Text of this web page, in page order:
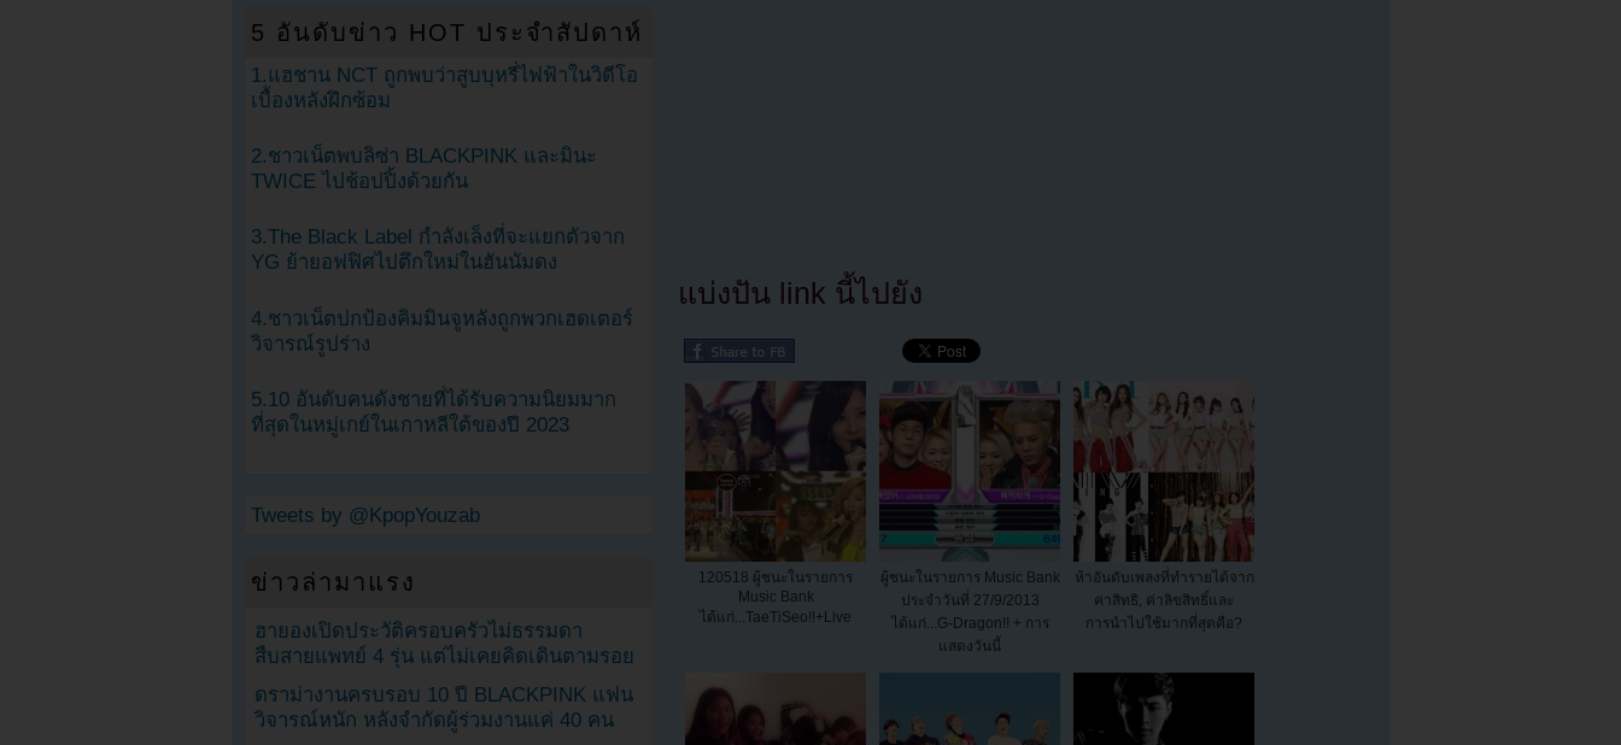
แบ่งปัน link นี้ไปยัง
120518 ผู้ชนะในรายการ
Music Bank
ได้แก่...TaeTiSeo!!+Live
ผู้ชนะในรายการ Music Bank
ประจำวันที่ 27/9/2013
ได้แก่...G-Dragon!! + การ
แสดงวันนี้
ห้าอันดับเพลงที่ทำรายได้จาก
ค่าสิทธิ, ค่าลิขสิทธิ์และ
การนำไปใช้มากที่สุดคือ?
5 อันดับข่าว HOT ประจำสัปดาห์
1.แฮชาน NCT ถูกพบว่าสูบบุหรี่ไฟฟ้าในวิดีโอ
เบื้องหลังฝึกซ้อม
2.ชาวเน็ตพบลิซ่า BLACKPINK และมินะ
TWICE ไปช้อปปิ้งด้วยกัน
3.The Black Label กำลังเล็งที่จะแยกตัวจาก
YG ย้ายอฟฟิศไปตึกใหม่ในฮันนัมดง
4.ชาวเน็ตปกป้องคิมมินจูหลังถูกพวกเฮดเตอร์
วิจารณ์รูปร่าง
5.10 อันดับคนดังชายที่ได้รับความนิยมมาก
ที่สุดในหมู่เกย์ในเกาหลีใต้ของปี 2023
Tweets by @KpopYouzab
ข่าวล่ามาแรง
ฮายองเปิดประวัติครอบครัวไม่ธรรมดา
สืบสายแพทย์ 4 รุ่น แต่ไม่เคยคิดเดินตามรอย
ดราม่างานครบรอบ 10 ปี BLACKPINK แฟน
วิจารณ์หนัก หลังจำกัดผู้ร่วมงานแค่ 40 คน